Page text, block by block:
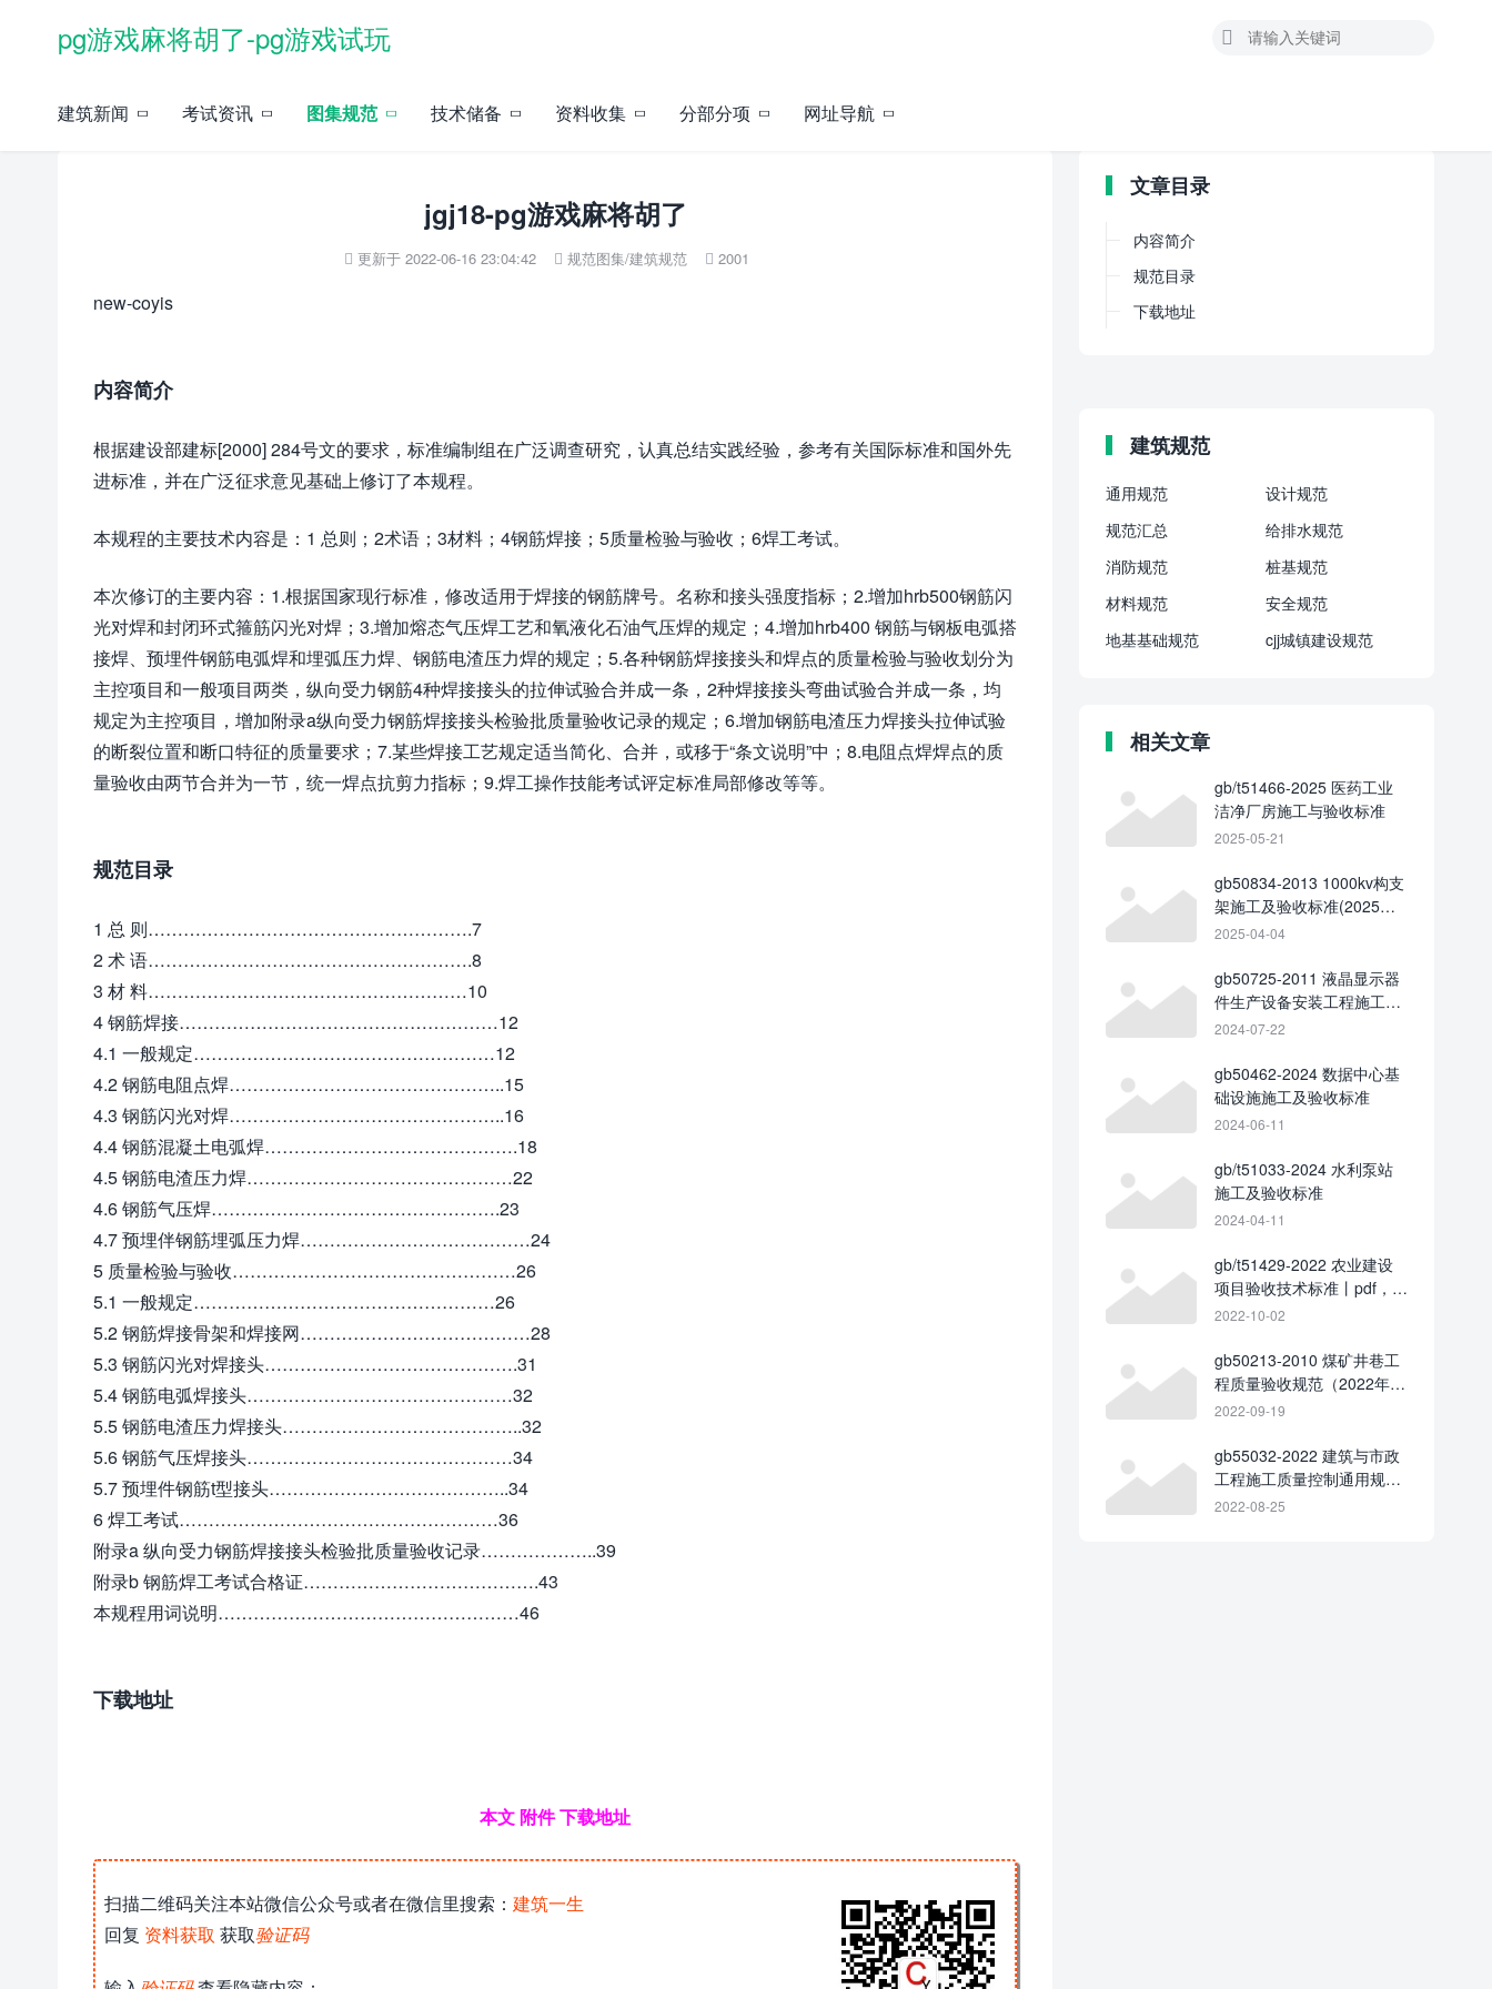
pg游戏麻将胡了-pg游戏试玩 
建筑新闻 考试资讯 图集规范 技术储备 资料收集 分部分项 网址导航
jgj18-pg游戏麻将胡了
 更新于 2022-06-16 23:04:42  规范图集/建筑规范  2001
new-coyis
内容简介
根据建设部建标[2000] 284号文的要求，标准编制组在广泛调查研究，认真总结实践经验，参考有关国际标准和国外先
进标准，并在广泛征求意见基础上修订了本规程。
本规程的主要技术内容是：1 总则；2术语；3材料；4钢筋焊接；5质量检验与验收；6焊工考试。
本次修订的主要内容：1.根据国家现行标准，修改适用于焊接的钢筋牌号。名称和接头强度指标；2.增加hrb500钢筋闪
光对焊和封闭环式箍筋闪光对焊；3.增加熔态气压焊工艺和氧液化石油气压焊的规定；4.增加hrb400 钢筋与钢板电弧搭
接焊、预埋件钢筋电弧焊和埋弧压力焊、钢筋电渣压力焊的规定；5.各种钢筋焊接接头和焊点的质量检验与验收划分为
主控项目和一般项目两类，纵向受力钢筋4种焊接接头的拉伸试验合并成一条，2种焊接接头弯曲试验合并成一条，均
规定为主控项目，增加附录a纵向受力钢筋焊接接头检验批质量验收记录的规定；6.增加钢筋电渣压力焊接头拉伸试验
的断裂位置和断口特征的质量要求；7.某些焊接工艺规定适当简化、合并，或移于“条文说明”中；8.电阻点焊焊点的质
量验收由两节合并为一节，统一焊点抗剪力指标；9.焊工操作技能考试评定标准局部修改等等。
规范目录
1 总 则……………………………………………….7
2 术 语……………………………………………….8
3 材 料………………………………………………10
4 钢筋焊接………………………………………………12
4.1 一般规定……………………………………………12
4.2 钢筋电阻点焊………………………………………..15
4.3 钢筋闪光对焊………………………………………..16
4.4 钢筋混凝土电弧焊…………………………………….18
4.5 钢筋电渣压力焊………………………………………22
4.6 钢筋气压焊………………………………………….23
4.7 预埋伴钢筋埋弧压力焊…………………………………24
5 质量检验与验收…………………………………………26
5.1 一般规定……………………………………………26
5.2 钢筋焊接骨架和焊接网…………………………………28
5.3 钢筋闪光对焊接头…………………………………….31
5.4 钢筋电弧焊接头………………………………………32
5.5 钢筋电渣压力焊接头…………………………………..32
5.6 钢筋气压焊接头………………………………………34
5.7 预埋件钢筋t型接头…………………………………..34
6 焊工考试………………………………………………36
附录a 纵向受力钢筋焊接接头检验批质量验收记录………………..39
附录b 钢筋焊工考试合格证………………………………….43
本规程用词说明……………………………………………46
下载地址
本文 附件 下载地址
扫描二维码关注本站微信公众号或者在微信里搜索： 建筑一生
回复 资料获取 获取验证码
文章目录
内容简介
规范目录
下载地址
建筑规范
通用规范
设计规范
规范汇总
给排水规范
消防规范
桩基规范
材料规范
安全规范
地基基础规范
cjj城镇建设规范
相关文章
gb/t51466-2025 医药工业
洁净厂房施工与验收标准
2025-05-21
gb50834-2013 1000kv构支
架施工及验收标准(2025局
部修订版)
2025-04-04
gb50725-2011 液晶显示器
件生产设备安装工程施工及
验收标准（2024修订版）
2024-07-22
gb50462-2024 数据中心基
础设施施工及验收标准
2024-06-11
gb/t51033-2024 水利泵站
施工及验收标准
2024-04-11
gb/t51429-2022 农业建设
项目验收技术标准丨pdf，可
下载
2022-10-02
gb50213-2010 煤矿井巷工
程质量验收规范（2022年局
部修订）
2022-09-19
gb55032-2022 建筑与市政
工程施工质量控制通用规范
丨在线预览丨可下载
2022-08-25